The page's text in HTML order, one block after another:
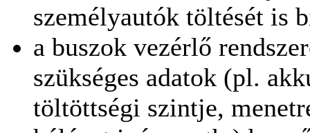
személyautók töltését is
a buszok vezérlő
szükséges adatok (pl.
töltöttségi szintje,